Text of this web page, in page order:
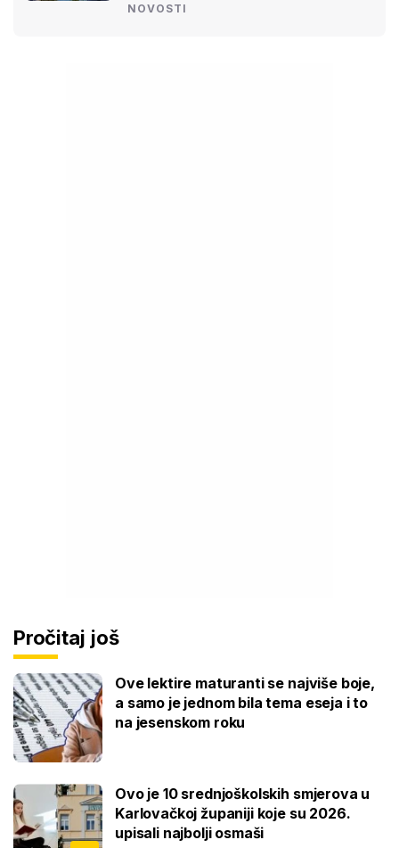
NOVOSTI
Pročitaj još
Ove lektire maturanti se najviše boje,
a samo je jednom bila tema eseja i to
na jesenskom roku
Ovo je 10 srednjoškolskih smjerova u
Karlovačkoj županiji koje su 2026.
upisali najbolji osmaši